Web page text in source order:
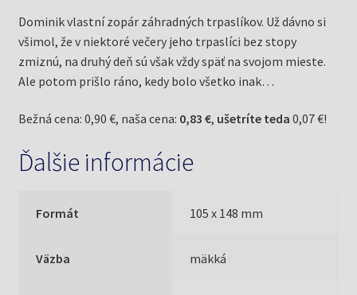
Dominik vlastní zopár záhradných trpaslíkov. Už dávno si
všimol, že v niektoré večery jeho trpaslíci bez stopy
zmiznú, na druhý deň sú však vždy späť na svojom mieste.
Ale potom prišlo ráno, kedy bolo všetko inak…
Bežná cena: 0,90 €, naša cena: 0,83 €, ušetríte teda 0,07 €!
Ďalšie informácie
Formát 105 x 148 mm
Väzba mäkká